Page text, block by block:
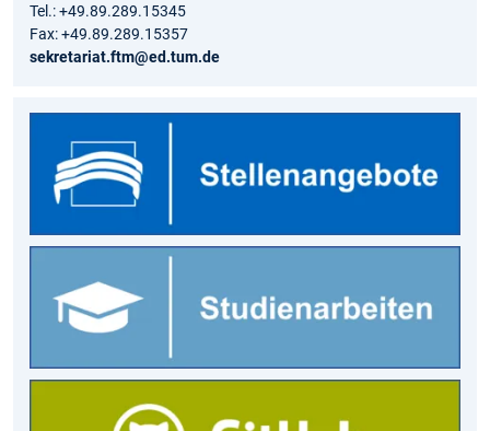
Tel.: +49.89.289.15345
Fax: +49.89.289.15357
sekretariat.ftm@ed.tum.de